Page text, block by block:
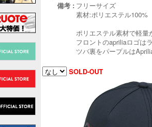
備考 : フリーサイズ
素材:ポリエステル100%
ポリエステル素材で軽
フロントのapriliaロゴは
ツバ裏をパープルは
SOLD-OUT